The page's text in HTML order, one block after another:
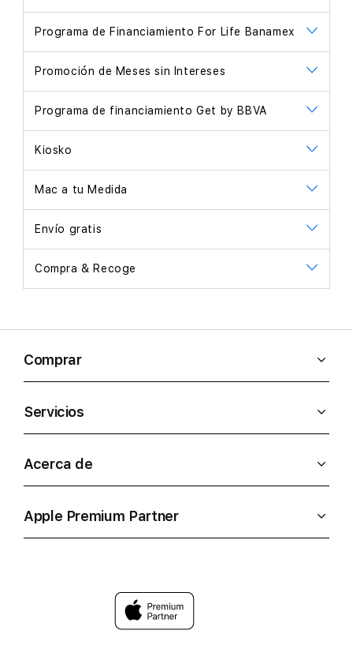
Programa de Financiamiento For Life Banamex
Promoción de Meses sin Intereses
Programa de financiamiento Get by BBVA
Kiosko
Mac a tu Medida
Envío gratis
Compra & Recoge
Comprar
Servicios
Acerca de
Apple Premium Partner